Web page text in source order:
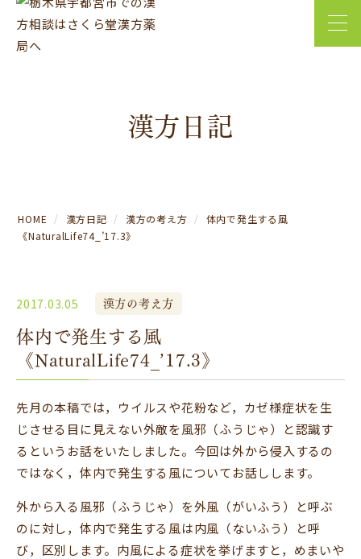
漢方日記
HOME 漢方日記 漢方の考え方
体内で発生する風
《NaturalLife74_’17.3》
2017.03.05 漢方の考え方
体内で発生する風
《NaturalLife74_’17.3》
先月の本稿では，ウイルスや花粉など，カゼ様症状を生
じさせる目に見えない外敵を風邪（ふうじゃ）と認識す
るというお話をいたしました。今回は外から侵入するの
ではなく，体内で発生する風についてお話しします。
外から入る風邪（ふうじゃ）を外風（がいふう）と呼ぶ
のに対し，体内で発生する風は内風（ないふう）と呼
び，区別します。内風による症状を挙げますと，めまいや